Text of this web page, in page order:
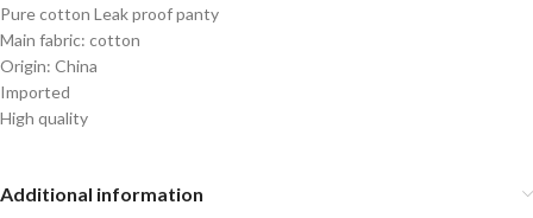
Pure cotton Leak proof panty
Main fabric: cotton
Origin: China
Imported
High quality
Additional information